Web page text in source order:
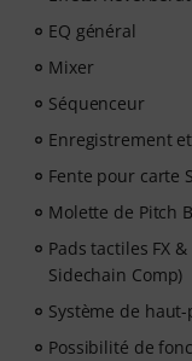
basse et chant.
Une fois votre
L'abonnement se
EQ général
Mixer
Séquenceur
Enregistrement
Fente pour carte
Molette de Pitch
Pads tactiles FX
Sidechain Comp)
Système de
Possibilité de